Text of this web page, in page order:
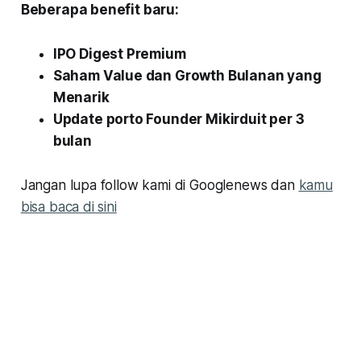
Beberapa benefit baru:
IPO Digest Premium
Saham Value dan Growth Bulanan yang
Menarik
Update porto Founder Mikirduit per 3
bulan
Jangan lupa follow kami di Googlenews dan kamu
bisa baca di sini